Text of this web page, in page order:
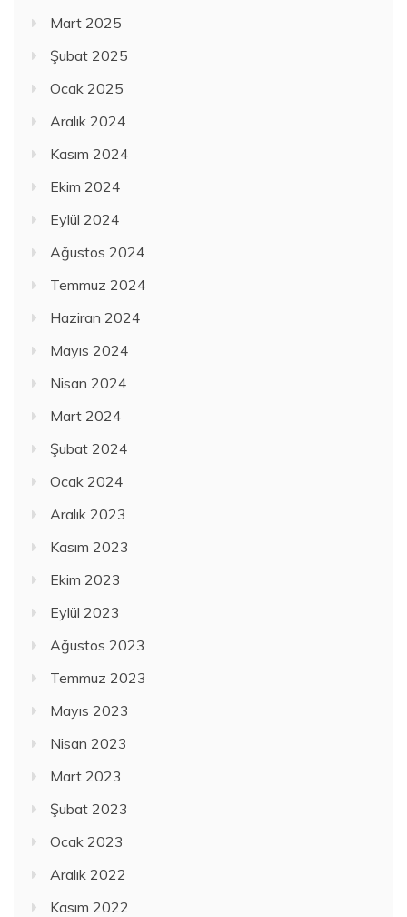
Mart 2025
Şubat 2025
Ocak 2025
Aralık 2024
Kasım 2024
Ekim 2024
Eylül 2024
Ağustos 2024
Temmuz 2024
Haziran 2024
Mayıs 2024
Nisan 2024
Mart 2024
Şubat 2024
Ocak 2024
Aralık 2023
Kasım 2023
Ekim 2023
Eylül 2023
Ağustos 2023
Temmuz 2023
Mayıs 2023
Nisan 2023
Mart 2023
Şubat 2023
Ocak 2023
Aralık 2022
Kasım 2022